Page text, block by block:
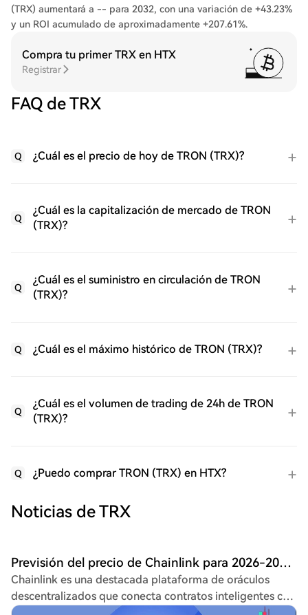
(TRX) aumentará a -- para 2032, con una variación de +43.23%
y un ROI acumulado de aproximadamente +207.61%.
Compra tu primer TRX en HTX
Registrar
FAQ de TRX
Q ¿Cuál es el precio de hoy de TRON (TRX)?
Q
¿Cuál es la capitalización de mercado de TRON
(TRX)?
Q
¿Cuál es el suministro en circulación de TRON
(TRX)?
Q ¿Cuál es el máximo histórico de TRON (TRX)?
Q
¿Cuál es el volumen de trading de 24h de TRON
(TRX)?
Q ¿Puedo comprar TRON (TRX) en HTX?
Noticias de TRX
Previsión del precio de Chainlink para 2026-2032: ¿Los sentimientos de tron apuntan a comprar LINK?
Chainlink es una destacada plataforma de oráculos
descentralizados que conecta contratos inteligentes con